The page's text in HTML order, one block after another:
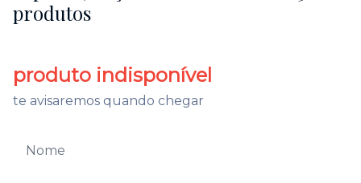
produtos
produto indisponível
te avisaremos quando chegar